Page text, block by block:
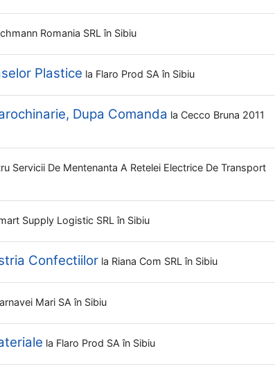
Romania SRL în Sibiu
Plastice la Flaro Prod SA în Sibiu
Dupa Comanda la Cecco Bruna 2011
Servicii De Mentenanta A Retelei Electrice De Transport
Supply Logistic SRL în Sibiu
Confectiilor la Riana Com SRL în Sibiu
Mari SA în Sibiu
la Flaro Prod SA în Sibiu